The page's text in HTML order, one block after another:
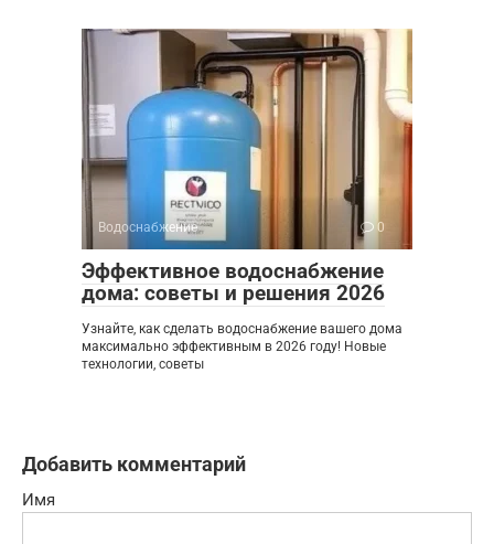
Водоснабжение 0
Эффективное водоснабжение
дома: советы и решения 2026
Узнайте, как сделать водоснабжение вашего дома
максимально эффективным в 2026 году! Новые
технологии, советы
Добавить комментарий
Имя